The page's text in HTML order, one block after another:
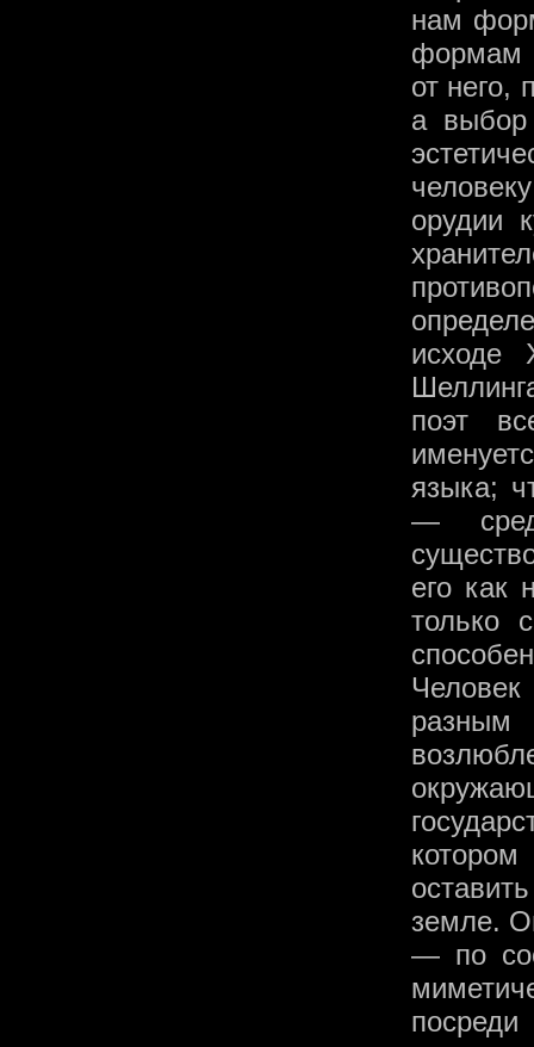
нам
формам
от него,
а выбор
орудии
исходе
поэт
языка;
—
его как
только
Человек
разным
земле.
— по